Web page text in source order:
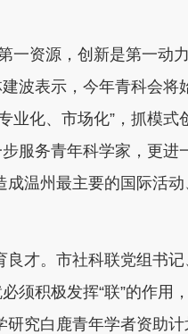
资源，创新是第一动
波表示，今年青科会将
业化、市场化”，抓模
服务青年科学家，更
成温州最主要的国际活
才。市社科联党组书记
须积极发挥“联”的作
究白鹿青年学者资助